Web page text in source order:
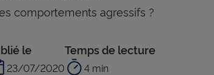
comportements agressifs ?
le
23/07/2020
Temps de lecture
4 min